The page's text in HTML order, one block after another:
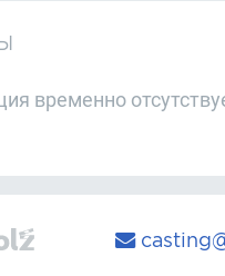
временно